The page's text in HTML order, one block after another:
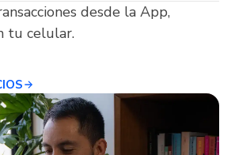
desde la App,
tu celular.